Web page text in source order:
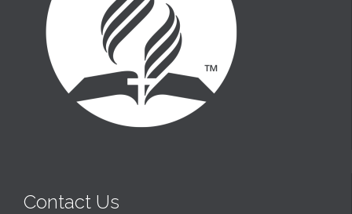
Contact Us